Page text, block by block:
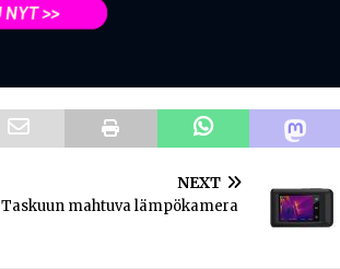
NEXT
Taskuun mahtuva lämpökamera